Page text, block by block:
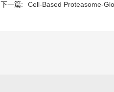
下一篇:
Cell-Based Proteasome-